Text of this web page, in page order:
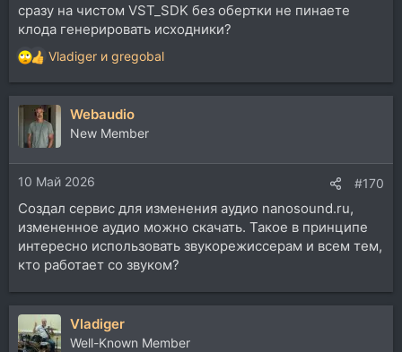
сразу на чистом VST_SDK без обертки не пинаете
клода генерировать исходники?
Р
е
а
и
и
:
Vladiger и gregobal
Webaudio
New Member
10 Май 2026 #170
Создал сервис для изменения аудио nanosound.ru,
измененное аудио можно скачать. Такое в принципе
интересно использовать звукорежиссерам и всем тем,
кто работает со звуком?
Vladiger
Well-Known Member